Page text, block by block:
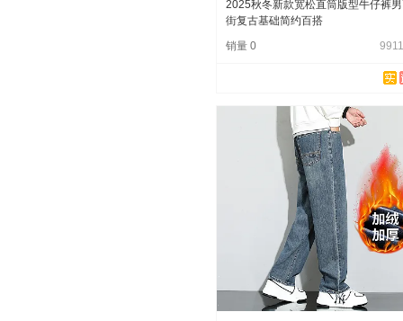
2025秋冬新款宽松直筒版型牛仔裤
街复古基础简约百搭
销量 0